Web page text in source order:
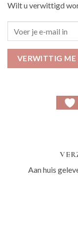
Wilt u verwittigd
VERWITTIG ME
Aan huis